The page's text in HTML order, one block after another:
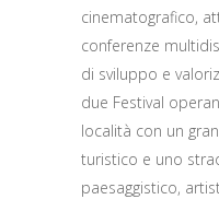
cinematografico,
conferenze
di sviluppo e
due Festival
località con un
turistico e uno
paesaggistico,